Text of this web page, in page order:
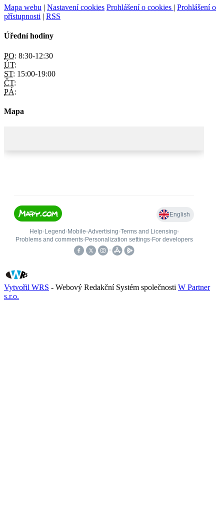
Mapa webu | Nastavení cookies Prohlášení o cookies | Prohlášení o
přístupnosti | RSS
Úřední hodiny
PO: 8:30-12:30
ÚT:
ST: 15:00-19:00
ČT:
PÁ:
Mapa
Vytvořil WRS - Webový Redakční Systém společnosti W Partner
s.r.o.